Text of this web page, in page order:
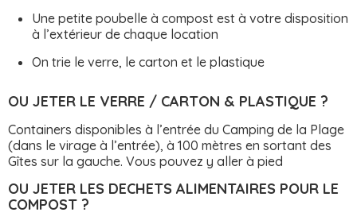
Une petite poubelle à compost est à votre disposition
à l’extérieur de chaque location
On trie le verre, le carton et le plastique
OU JETER LE VERRE / CARTON & PLASTIQUE ?
Containers disponibles à l’entrée du Camping de la Plage
(dans le virage à l’entrée), à 100 mètres en sortant des
Gîtes sur la gauche. Vous pouvez y aller à pied
OU JETER LES DECHETS ALIMENTAIRES POUR LE
COMPOST ?